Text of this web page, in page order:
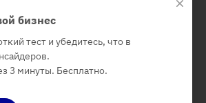
бизнес
тест и убедитесь, что в
3 минуты. Бесплатно.